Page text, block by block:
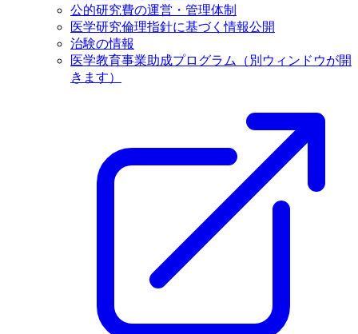
公的研究費の運営・管理体制
医学研究倫理指針に基づく情報公開
治験の情報
医学教育事業助成プログラム
（別ウィンドウが開
きます）